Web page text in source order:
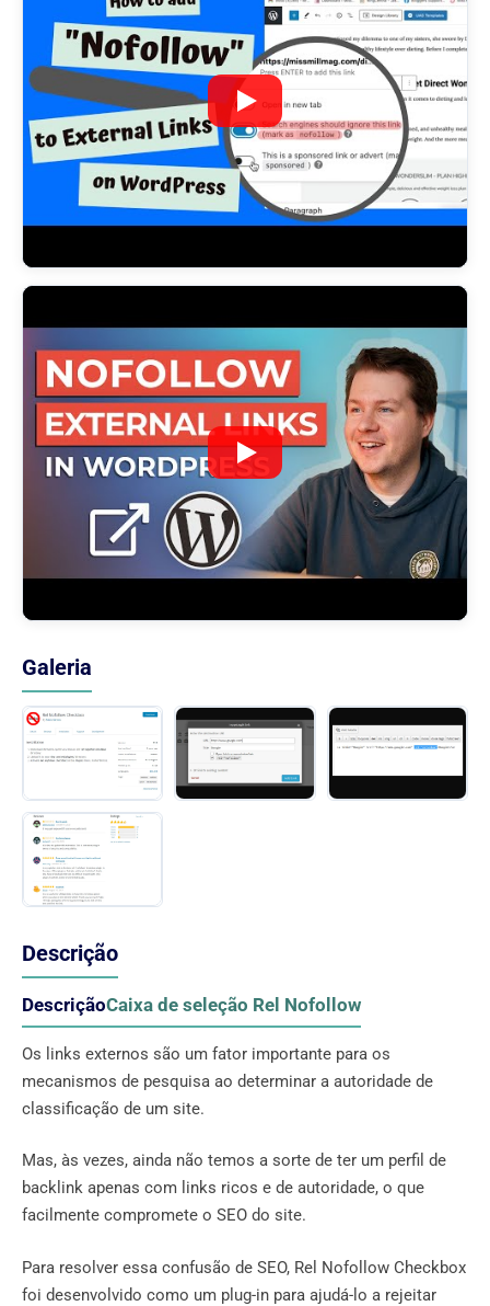
Galeria
Descrição
DescriçãoCaixa de seleção Rel Nofollow
Os links externos são um fator importante para os
mecanismos de pesquisa ao determinar a autoridade de
classificação de um site.
Mas, às vezes, ainda não temos a sorte de ter um perfil de
backlink apenas com links ricos e de autoridade, o que
facilmente compromete o SEO do site.
Para resolver essa confusão de SEO, Rel Nofollow Checkbox
foi desenvolvido como um plug-in para ajudá-lo a rejeitar